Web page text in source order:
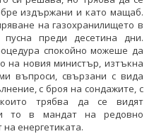
издържани и като мащаб.
на газохранилището в
пусна преди десетина дни.
спокойно можеше да
на новия министър, изтъкна
въпроси, свързани с вида
с броя на сондажите, с
трябва да се видят
то в мандат на редовно
енергетиката.